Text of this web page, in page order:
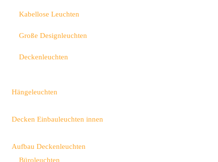
Kabellose Leuchten
Große Designleuchten
Deckenleuchten
Hängeleuchten
Decken Einbauleuchten innen
Aufbau Deckenleuchten
Büroleuchten